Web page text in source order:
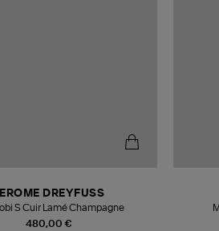
480,00 €
DREYFUSS
S Cuir Lamé Champagne